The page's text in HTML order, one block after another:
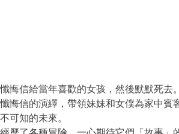
悔信給當年喜歡的女孩，然後默默死
悔信的演繹，帶領妹妹和女僕為家中
可知的未來。